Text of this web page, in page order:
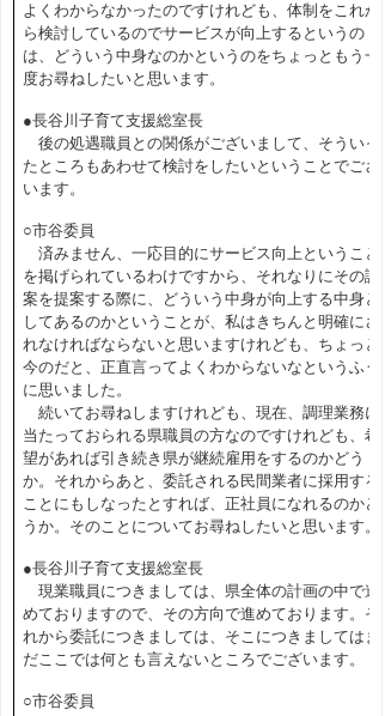
よくわからなかったのですけれども、体制をこれか
ら検討しているのでサービスが向上するというの
は、どういう中身なのかというのをちょっともう一
度お尋ねしたいと思います。
●長谷川子育て支援総室長
後の処遇職員との関係がございまして、そういっ
たところもあわせて検討をしたいということでござ
います。
○市谷委員
済みません、一応目的にサービス向上ということ
を掲げられているわけですから、それなりにその議
案を提案する際に、どういう中身が向上する中身と
してあるのかということが、私はきちんと明確にさ
れなければならないと思いますけれども、ちょっと
今のだと、正直言ってよくわからないなというふう
に思いました。
続いてお尋ねしますけれども、現在、調理業務に
当たっておられる県職員の方なのですけれども、希
望があれば引き続き県が継続雇用をするのかどう
か。それからあと、委託される民間業者に採用する
ことにもしなったとすれば、正社員になれるのかど
うか。そのことについてお尋ねしたいと思います。
●長谷川子育て支援総室長
現業職員につきましては、県全体の計画の中で進
めておりますので、その方向で進めております。そ
れから委託につきましては、そこにつきましてはま
だここでは何とも言えないところでございます。
○市谷委員